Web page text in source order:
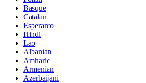
Basque
Catalan
Esperanto
Hindi
Lao
Albanian
Amharic
Armenian
Azerbaijani